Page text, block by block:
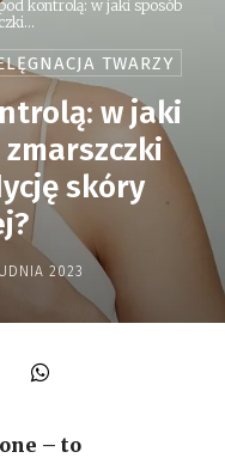
kontrolą: w jaki sposób
TWARZY
w jaki
skóry
2023
– to